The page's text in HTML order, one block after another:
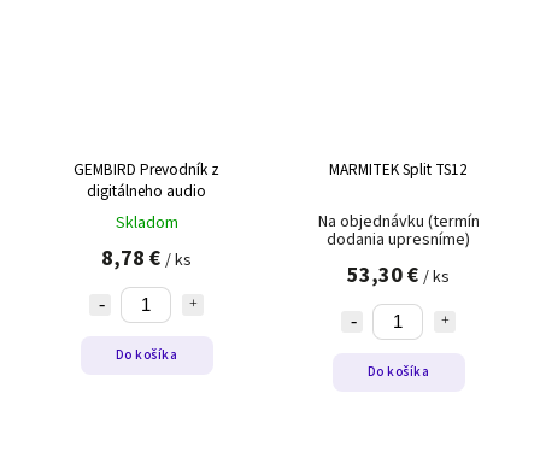
GEMBIRD Prevodník z
digitálneho audio
Skladom
8,78 € / ks
Do košíka
MARMITEK Split TS12
Na objednávku (termín
dodania upresníme)
53,30 € / ks
Do košíka